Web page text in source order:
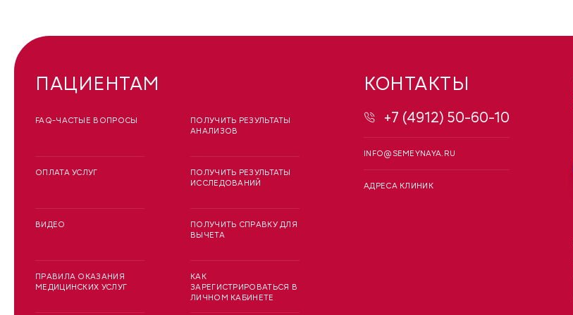
ПАЦИЕНТАМ
FAQ-ЧАСТЫЕ ВОПРОСЫ
ОПЛАТА УСЛУГ
ВИДЕО
ПРАВИЛА ОКАЗАНИЯ
МЕДИЦИНСКИХ УСЛУГ
ПОЛУЧИТЬ РЕЗУЛЬТАТЫ
АНАЛИЗОВ
ПОЛУЧИТЬ РЕЗУЛЬТАТЫ
ИССЛЕДОВАНИЙ
ПОЛУЧИТЬ СПРАВКУ ДЛЯ
ВЫЧЕТА
КАК
ЗАРЕГИСТРИРОВАТЬСЯ В
ЛИЧНОМ КАБИНЕТЕ
КОНТАКТЫ
+7 (4912) 50-60-10
INFO@SEMEYNAYA.RU
АДРЕСА КЛИНИК